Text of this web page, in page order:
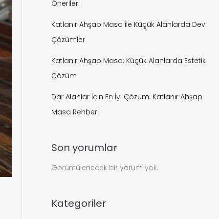
Önerileri
Katlanır Ahşap Masa ile Küçük Alanlarda Dev
Çözümler
Katlanır Ahşap Masa: Küçük Alanlarda Estetik
Çözüm
Dar Alanlar İçin En İyi Çözüm: Katlanır Ahşap
Masa Rehberi
Son yorumlar
Görüntülenecek bir yorum yok.
Kategoriler